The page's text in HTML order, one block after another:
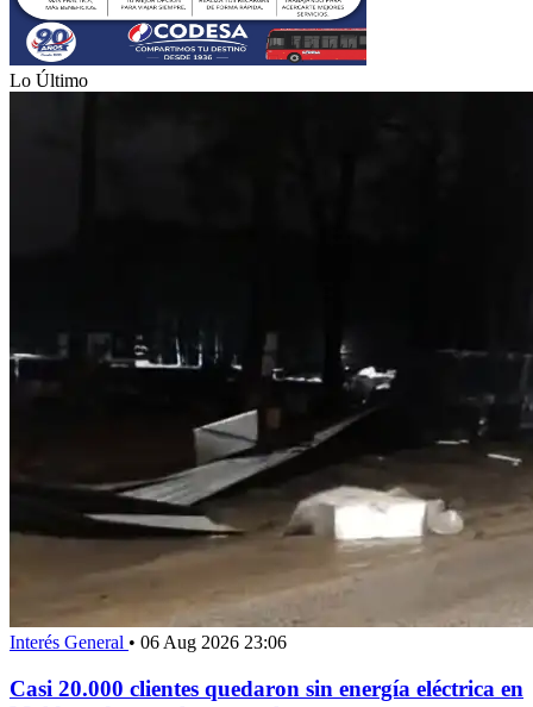
Lo Último
Interés General • 06 Aug 2026 23:06
Casi 20.000 clientes quedaron sin energía eléctrica en